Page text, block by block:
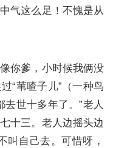
气这么足！不愧是从
你爹，小时候我俩没
“苇喳子儿”（一种鸟
去世十多年了。”老人
十三。老人边摇头边
叫自己去。可惜呀，